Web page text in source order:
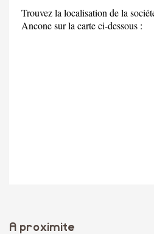
Trouvez la localisation de la
Ancone sur la carte ci-dessous :
A proximite